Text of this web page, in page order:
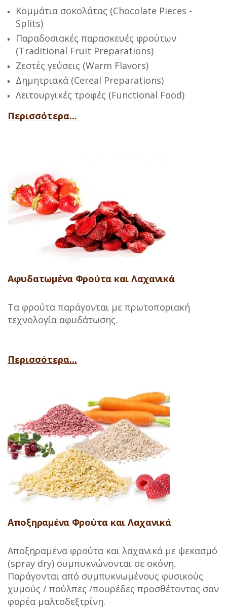
Κομμάτια σοκολάτας (Chocolate Pieces -
Splits)
Παραδοσιακές παρασκευές φρούτων
(Traditional Fruit Preparations)
Ζεστές γεύσεις (Warm Flavors)
Δημητριακά (Cereal Preparations)
Λειτουργικές τροφές (Functional Food)
Περισσότερα...
Αφυδατωμένα Φρούτα και Λαχανικά
Τα φρούτα παράγονται με πρωτοποριακή
τεχνολογία αφυδάτωσης.
Περισσότερα...
Αποξηραμένα Φρούτα και Λαχανικά
Αποξηραμένα φρούτα και λαχανικά με ψεκασμό
(spray dry) συμπυκνώνονται σε σκόνη.
Παράγονται από συμπυκνωμένους φυσικούς
χυμούς / πούλπες /πουρέδες προσθέτοντας σαν
φορέα μαλτοδεξτρίνη.